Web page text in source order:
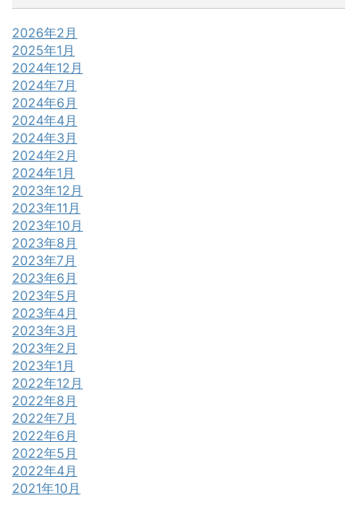
2026年2月
2025年1月
2024年12月
2024年7月
2024年6月
2024年4月
2024年3月
2024年2月
2024年1月
2023年12月
2023年11月
2023年10月
2023年8月
2023年7月
2023年6月
2023年5月
2023年4月
2023年3月
2023年2月
2023年1月
2022年12月
2022年8月
2022年7月
2022年6月
2022年5月
2022年4月
2021年10月